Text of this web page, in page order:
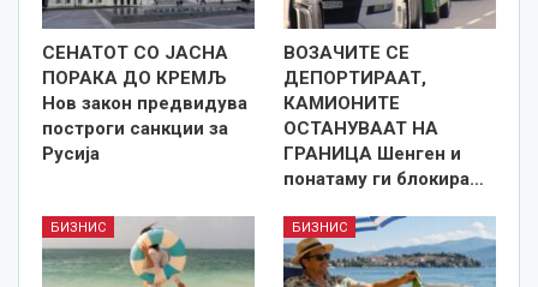
СЕНАТОТ СО ЈАСНА
ПОРАКА ДО КРЕМЉ
Нов закон предвидува
построги санкции за
Русија
ВОЗАЧИТЕ СЕ
ДЕПОРТИРААТ,
КАМИОНИТЕ
ОСТАНУВААТ НА
ГРАНИЦА Шенген и
понатаму ги блокира…
БИЗНИС БИЗНИС